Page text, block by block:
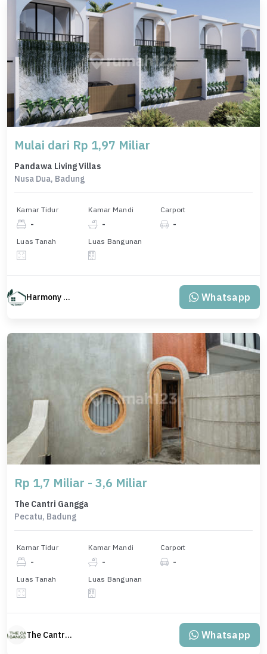
Mulai dari Rp 1,97 Miliar
Pandawa Living Villas
Nusa Dua, Badung
Kamar Tidur
-
Kamar Mandi
-
Carport
-
Luas Tanah Luas Bangunan
Harmony Property Whatsapp
Rp 1,7 Miliar - 3,6 Miliar
The Cantri Gangga
Pecatu, Badung
Kamar Tidur
-
Kamar Mandi
-
Carport
-
Luas Tanah Luas Bangunan
The Cantri Gangga Whatsapp